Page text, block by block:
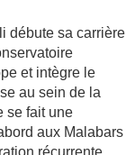
débute sa carrière
et intègre le
au sein de la
se fait une
aux Malabars